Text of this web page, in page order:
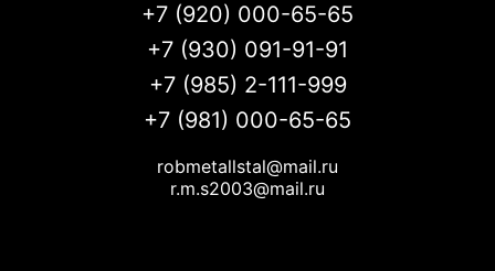
+7 (920) 000-65-65
+7 (930) 091-91-91
+7 (985) 2-111-999
+7 (981) 000-65-65
robmetallstal@mail.ru
r.m.s2003@mail.ru